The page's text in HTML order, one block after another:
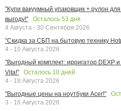
"Купи вакуумный упаковщик + рулон
выгоду!"
Осталось 53 дня
4 Августа - 30 Сентября 2026
"Скидка за СБП на бытовую технику
4 - 10 Августа 2026
"Выгодный комплект: ирригатор DEXP
Vita!"
Осталось 10 дней
4 - 18 Августа 2026
"Выгодные цены на ноутбуки Acer!"
3 - 16 Августа 2026